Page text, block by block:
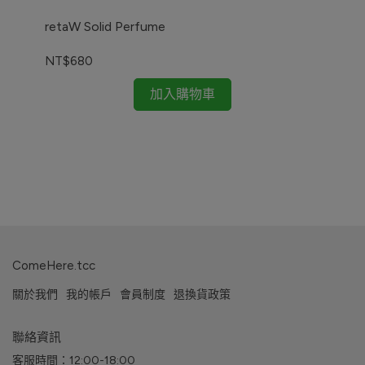
retaW Solid Perfume
NT$680
加入購物車
ComeHere.tcc
關於我們 我的帳戶 會員制度 退換貨政策
聯絡資訊
客服時間：12:00-18:00